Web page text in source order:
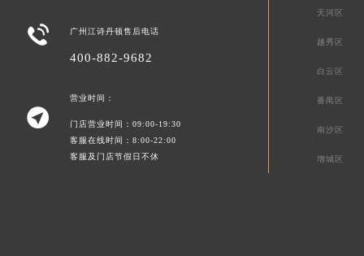
 广州江诗丹顿售后电话
400-882-9682

营业时间：
门店营业时间：09:00-19:30
客服在线时间：8:00-22:00
客服及门店节假日不休
天河区
越秀区
白云区
番禺区
南沙区
增城区